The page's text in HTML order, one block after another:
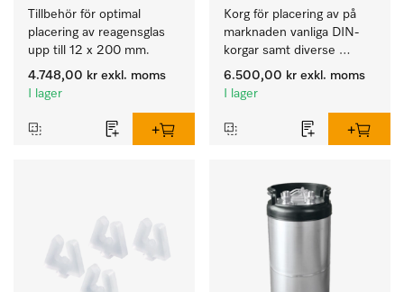
Tillbehör för optimal
placering av reagensglas
upp till 12 x 200 mm.
4.748,00 kr exkl. moms
I lager
Korg för placering av på
marknaden vanliga DIN-
korgar samt diverse
tillbehör.
6.500,00 kr exkl. moms
I lager